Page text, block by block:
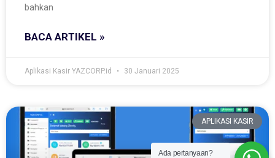
bahkan
BACA ARTIKEL »
Aplikasi Kasir YAZCORP.id 30 Januari 2025
APLIKASI KASIR
Ada pertanyaan?